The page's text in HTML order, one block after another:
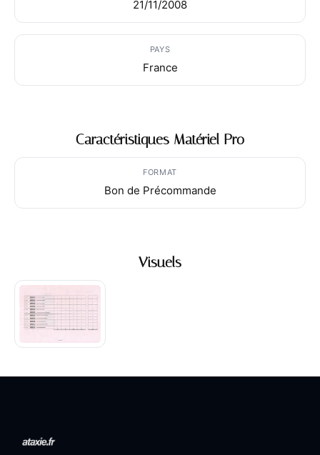
21/11/2008
PAYS
France
Caractéristiques Matériel Pro
FORMAT
Bon de Précommande
Visuels